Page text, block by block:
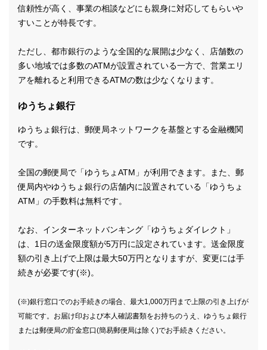
信頼性が高く、事業の相談などにも親身に対応してもらいや
すいことが特長です。
ただし、都市銀行のような全国的な展開は少なく、店舗数の
多い地域では多数のATMが設置されている一方で、営業エリ
アを離れると利用できるATMの数は少なくなります。
ゆうちょ銀行
ゆうちょ銀行は、郵便局ネットワークを基盤とする金融機関
です。
全国の郵便局で「ゆうちょATM」が利用できます。また、郵
便局内やゆうちょ銀行の店舗内に設置されている「ゆうちょ
ATM」の手数料は無料です。
なお、インターネットバンキング「ゆうちょダイレクト」
は、1日の送金限度額が5万円に設定されています。送金限度
額の引き上げで上限は最大50万円となりますが、変更には手
続きが必要です(※)。
(※)銀行窓口でのお手続きの場合、最大1,000万円まで上限の引き上げが
可能です。お届け印および本人確認書類をお持ちのうえ、ゆうちょ銀行
または郵便局の貯金窓口(簡易郵便局は除く)でお手続きください。